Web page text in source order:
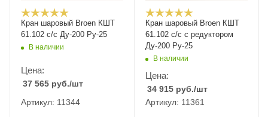
Кран шаровый Broen КШТ
61.102 с/с Ду-200 Ру-25
В наличии
Цена:
37 565 руб./шт
Артикул: 11344
Кран шаровый Broen КШТ
61.102 с/с с редуктором
Ду-200 Ру-25
В наличии
Цена:
34 915 руб./шт
Артикул: 11361